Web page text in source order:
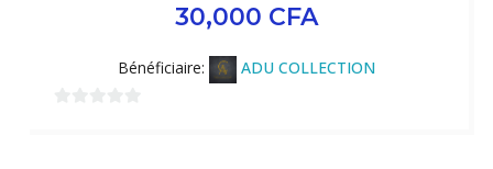
30,000 CFA
Bénéficiaire: ADU COLLECTION